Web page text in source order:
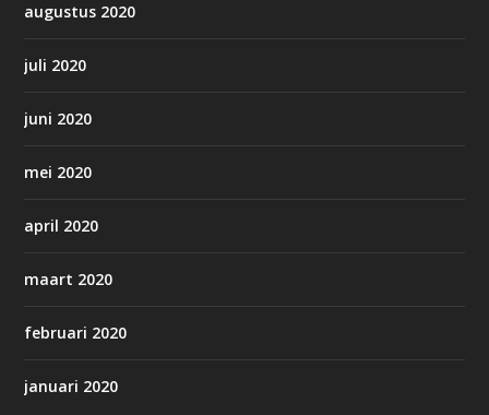
augustus 2020
juli 2020
juni 2020
mei 2020
april 2020
maart 2020
februari 2020
januari 2020